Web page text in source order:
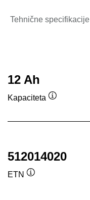
Tehnične specifikacije
12 Ah
Kapaciteta
512014020
ETN